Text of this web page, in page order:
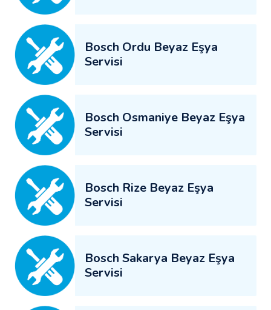
Bosch Ordu Beyaz Eşya
Servisi
Bosch Osmaniye Beyaz Eşya
Servisi
Bosch Rize Beyaz Eşya
Servisi
Bosch Sakarya Beyaz Eşya
Servisi